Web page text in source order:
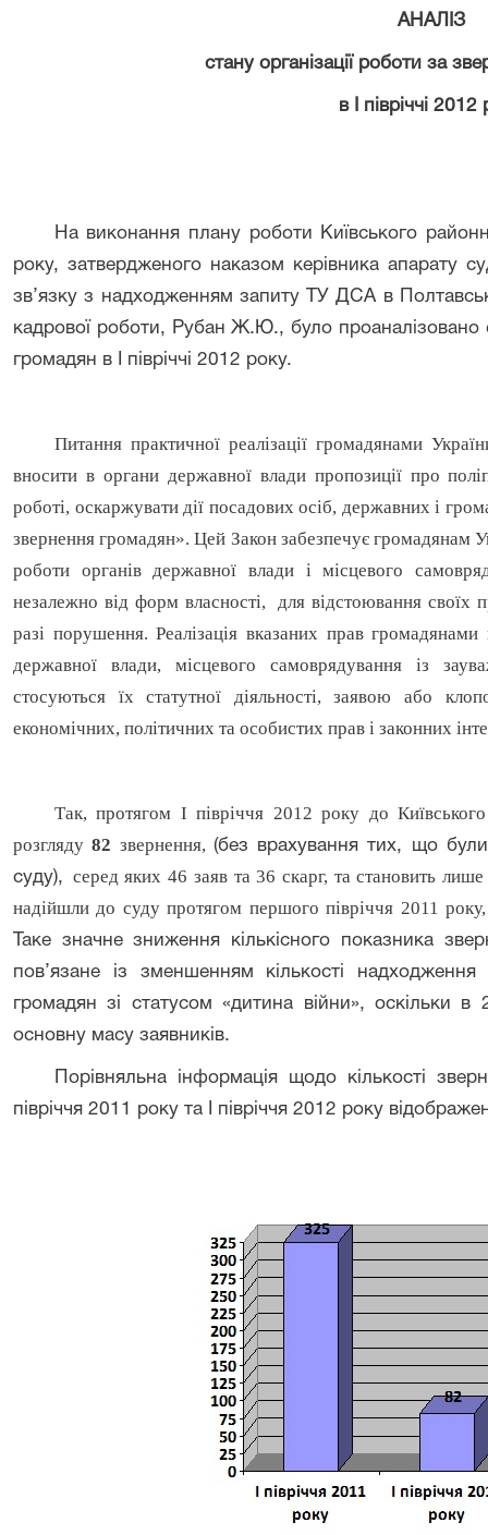
АНАЛІЗ
стану організації роботи за
в І півріччі 2012
На виконання плану роботи Київського
року, затвердженого наказом керівника
зв’язку з надходженням запиту ТУ ДСА в
кадрової роботи, Рубан Ж.Ю., було проаналізовано
громадян в І півріччі 2012 року.
Питання практичної реалізації громадянами
вносити в органи державної влади пропозиції про
роботі, оскаржувати дії посадових осіб, державних і
звернення громадян». Цей Закон забезпечує громадянам
роботи органів державної влади і місцевого
незалежно від форм власності, для відстоювання своїх
разі порушення. Реалізація вказаних прав
державної влади, місцевого самоврядування із
стосуються їх статутної діяльності, заявою або
економічних, політичних та особистих прав і законних
Так, протягом І півріччя 2012 року до
розгляду82 звернення, (без врахування тих, що
суду),
серед яких 46 заяв та 36 скарг, та становить
надійшли до суду протягом першого півріччя 2011 року,
Таке значне зниження кількісного показника
пов’язане із зменшенням кількості
громадян зі статусом «дитина війни», оскільки
основну масу заявників.
Порівняльна інформація щодо кількості
півріччя 2011 року та І півріччя 2012 року